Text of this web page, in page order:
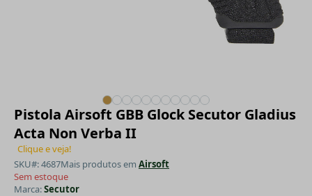
Pistola Airsoft GBB Glock Secutor Gladius
Acta Non Verba II
Clique e veja!
SKU#: 4687Mais produtos em Airsoft
Sem estoque
Marca:Secutor